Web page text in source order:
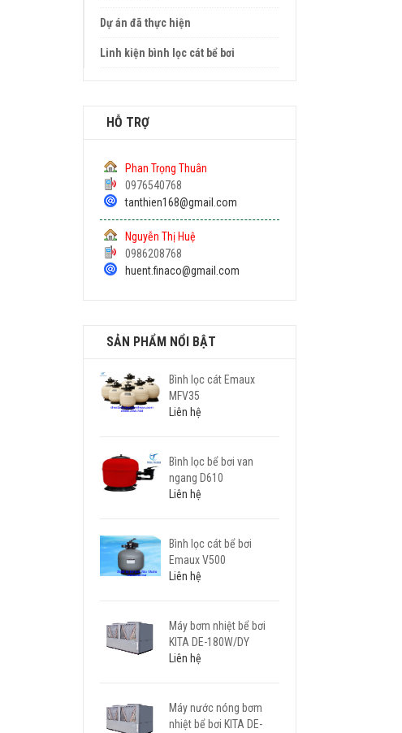
Dự án đã thực hiện
Linh kiện bình lọc cát bể bơi
HỖ TRỢ
Phan Trọng Thuân
0976540768
tanthien168@gmail.com
Nguyễn Thị Huệ
0986208768
huent.finaco@gmail.com
SẢN PHẨM NỔI BẬT
Bình lọc cát Emaux
MFV35
Liên hệ
Bình lọc bể bơi van
ngang D610
Liên hệ
Bình lọc cát bể bơi
Emaux V500
Liên hệ
Máy bơm nhiệt bể bơi
KITA DE-180W/DY
Liên hệ
Máy nước nóng bơm
nhiệt bể bơi KITA DE-